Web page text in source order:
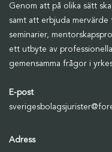
Genom att på olika sätt
samt att erbjuda mervärde
seminarier,
ett utbyte av
gemensamma frågor i
E-post
Adress